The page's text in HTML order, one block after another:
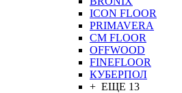
ICON FLOOR
PRIMAVERA
CM FLOOR
OFFWOOD
FINEFLOOR
КУБЕРПОЛ
+ ЕЩЕ 13